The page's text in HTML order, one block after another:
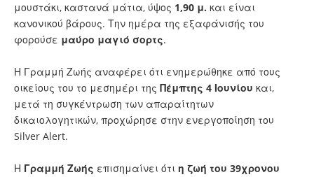
μουστάκι, καστανά μάτια, ύψος 1,90 μ. και είναι
κανονικού βάρους. Την ημέρα της εξαφάνισής του
φορούσε μαύρο μαγιό σορτς.
Η Γραμμή Ζωής αναφέρει ότι ενημερώθηκε από τους
οικείους του το μεσημέρι της Πέμπτης 4 Ιουνίου και,
μετά τη συγκέντρωση των απαραίτητων
δικαιολογητικών, προχώρησε στην ενεργοποίηση του
Silver Alert.
Η Γραμμή Ζωής επισημαίνει ότι η ζωή του 39χρονου